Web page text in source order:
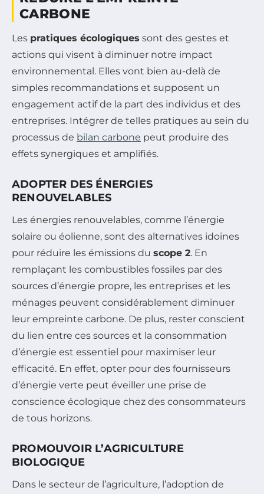
CARBONE
Les pratiques écologiques sont des gestes et
actions qui visent à diminuer notre impact
environnemental. Elles vont bien au-delà de
simples recommandations et supposent un
engagement actif de la part des individus et des
entreprises. Intégrer de telles pratiques au sein du
processus de bilan carbone peut produire des
effets synergiques et amplifiés.
ADOPTER DES ÉNERGIES
RENOUVELABLES
Les énergies renouvelables, comme l’énergie
solaire ou éolienne, sont des alternatives idoines
pour réduire les émissions du scope 2. En
remplaçant les combustibles fossiles par des
sources d’énergie propre, les entreprises et les
ménages peuvent considérablement diminuer
leur empreinte carbone. De plus, rester conscient
du lien entre ces sources et la consommation
d’énergie est essentiel pour maximiser leur
efficacité. En effet, opter pour des fournisseurs
d’énergie verte peut éveiller une prise de
conscience écologique chez des consommateurs
de tous horizons.
PROMOUVOIR L’AGRICULTURE
BIOLOGIQUE
Dans le secteur de l’agriculture, l’adoption de